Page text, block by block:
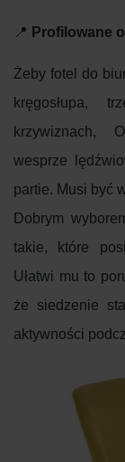
📍 Profilowane
Żeby fotel do
kręgosłupa,
krzywiznach,
wesprze
partie. Musi być
Dobrym
takie, które
Ułatwi mu to
że siedzenie
aktywności